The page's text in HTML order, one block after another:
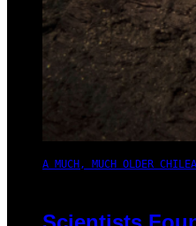
A MUCH, MUCH OLDER